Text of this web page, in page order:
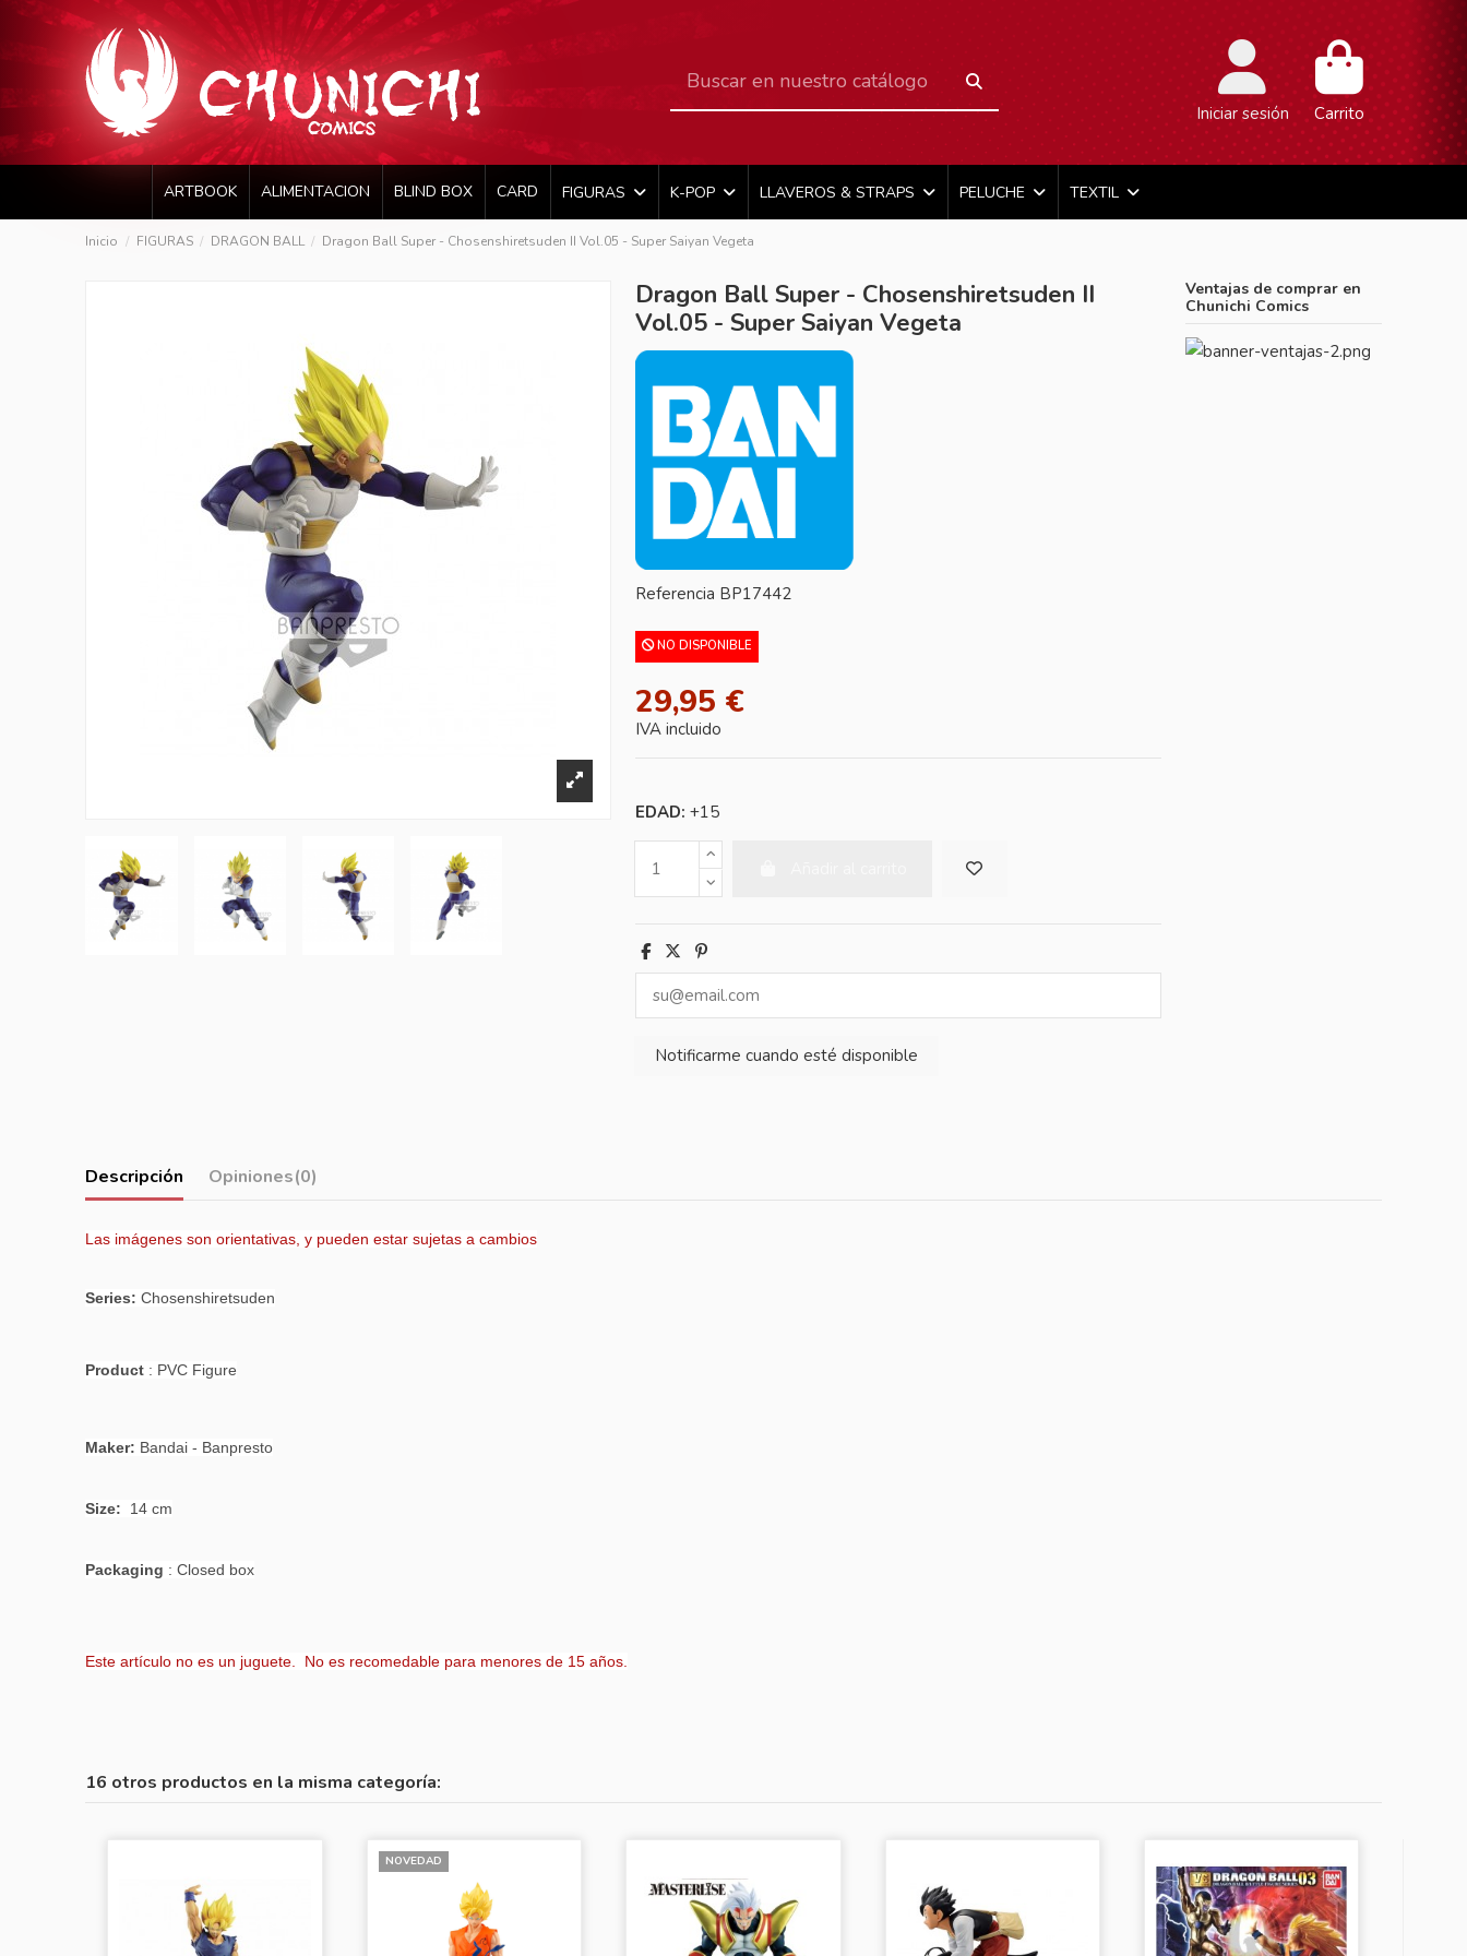
Iniciar sesión Carrito
ARTBOOK ALIMENTACION BLIND BOX CARD FIGURAS K-POP LLAVEROS & STRAPS PELUCHE TEXTIL
Inicio FIGURAS DRAGON BALL Dragon Ball Super - Chosenshiretsuden II Vol.05 - Super Saiyan Vegeta
Dragon Ball Super - Chosenshiretsuden II
Vol.05 - Super Saiyan Vegeta
Referencia BP17442
NO DISPONIBLE
29,95 €
IVA incluido
EDAD: +15
Ventajas de comprar en
Chunichi Comics
Descripción Opiniones(0)
Las imágenes son orientativas, y pueden estar sujetas a cambios
Series: Chosenshiretsuden
Product : PVC Figure
Maker: Bandai - Banpresto
Size: 14 cm
Packaging : Closed box
Este artículo no es un juguete. No es recomedable para menores de 15 años.
16 otros productos en la misma categoría:
NOVEDAD